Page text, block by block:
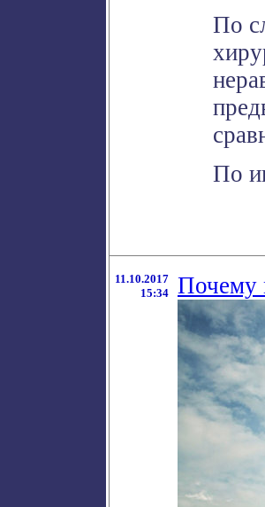
По
По
11.10.2017
15:34
Почему